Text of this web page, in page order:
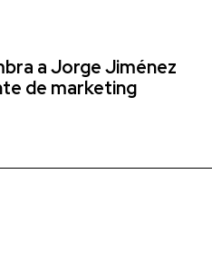
a Jorge Jiménez
de marketing